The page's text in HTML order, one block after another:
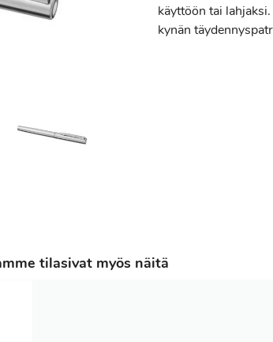
käyttöön tai
kynän
tilasivat myös näitä